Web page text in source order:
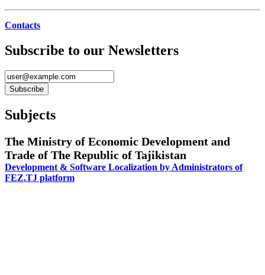
Contacts
Subscribe to our Newsletters
Subjects
The Ministry of Economic Development and
Trade of The Republic of Tajikistan
Development & Software Localization by Administrators of
FEZ.TJ platform